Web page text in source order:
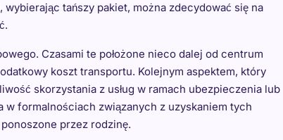
tańszy pakiet, można zdecydować się na
Czasami te położone nieco dalej od centrum
koszt transportu. Kolejnym aspektem, który
skorzystania z usług w ramach ubezpieczenia lub
w formalnościach związanych z uzyskaniem tych
przez rodzinę.